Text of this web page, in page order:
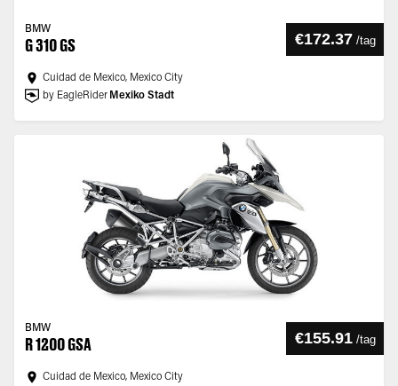
BMW
G 310 GS €172.37 /tag
Cuidad de Mexico, Mexico City
by EagleRider Mexiko Stadt
BMW
R 1200 GSA €155.91 /tag
Cuidad de Mexico, Mexico City